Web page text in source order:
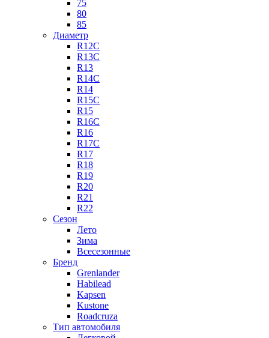
75
80
85
Диаметр
R12C
R13C
R13
R14C
R14
R15C
R15
R16C
R16
R17C
R17
R18
R19
R20
R21
R22
Сезон
Лето
Зима
Всесезонные
Бренд
Grenlander
Habilead
Kapsen
Kustone
Roadcruza
Тип автомобиля